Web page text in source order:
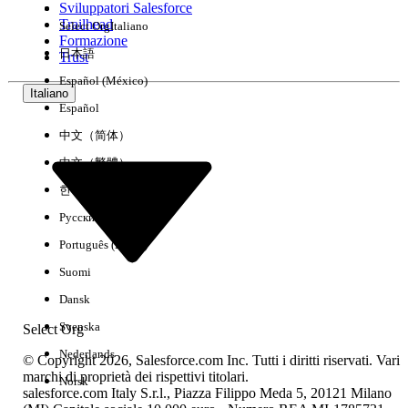
Esperienza
Nessun risultato
Sviluppatori Salesforce
Trailhead
Formazione
Trust
Italiano
Select Org
Select OrgItaliano
日本語
Español (México)
Español
中文（简体）
中文（繁體）
한국어
Русский
Português (Brasil)
Suomi
Dansk
Svenska
Nederlands
Norsk
© Copyright 2026, Salesforce.com Inc. Tutti i diritti riservati. Vari
marchi di proprietà dei rispettivi titolari.
salesforce.com Italy S.r.l., Piazza Filippo Meda 5, 20121 Milano